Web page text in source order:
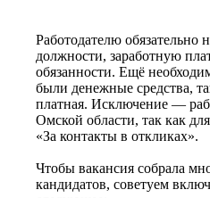
Работодателю обязательно
должности, заработную
обязанности. Ещё
были денежные средства,
платная. Исключение —
Омской области, так как
«За контакты в откликах».
Чтобы вакансия собрала
кандидатов, советуем